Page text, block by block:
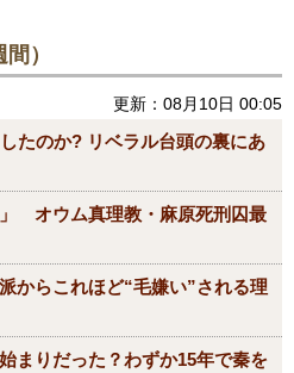
）
更新：08月10日 00:05
たのか? リベラル台頭の裏にあ
」 オウム真理教・麻原死刑囚最
からこれほど“毛嫌い”される理
まりだった？わずか15年で秦を